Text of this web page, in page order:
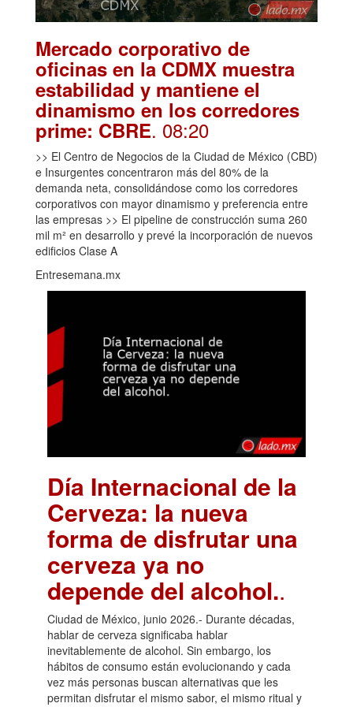
Mercado corporativo de
oficinas en la CDMX muestra
estabilidad y mantiene el
dinamismo en los corredores
prime: CBRE. 08:20
>> El Centro de Negocios de la Ciudad de México (CBD)
e Insurgentes concentraron más del 80% de la
demanda neta, consolidándose como los corredores
corporativos con mayor dinamismo y preferencia entre
las empresas >> El pipeline de construcción suma 260
mil m² en desarrollo y prevé la incorporación de nuevos
edificios Clase A
Entresemana.mx
Día Internacional de la
Cerveza: la nueva
forma de disfrutar una
cerveza ya no
depende del alcohol..
Ciudad de México, junio 2026.- Durante décadas,
hablar de cerveza significaba hablar
inevitablemente de alcohol. Sin embargo, los
hábitos de consumo están evolucionando y cada
vez más personas buscan alternativas que les
permitan disfrutar el mismo sabor, el mismo ritual y